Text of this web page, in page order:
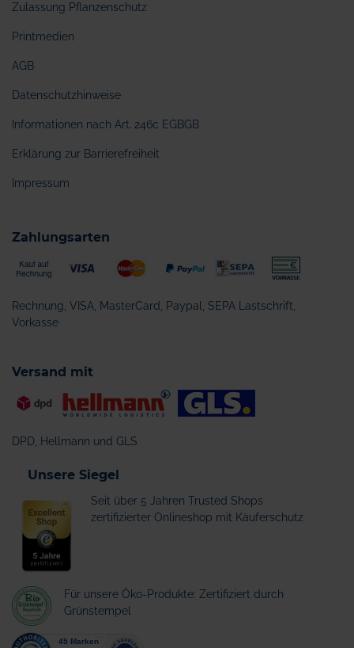
Zulassung Pflanzenschutz
Printmedien
AGB
Datenschutzhinweise
Informationen nach Art. 246c EGBGB
Erklärung zur Barrierefreiheit
Impressum
Zahlungsarten
Rechnung, VISA, MasterCard, Paypal, SEPA Lastschrift,
Vorkasse
Versand mit
DPD, Hellmann und GLS
Unsere Siegel
Seit über 5 Jahren Trusted Shops
zertifizierter Onlineshop mit Käuferschutz
Für unsere Öko-Produkte: Zertifiziert durch
Grünstempel